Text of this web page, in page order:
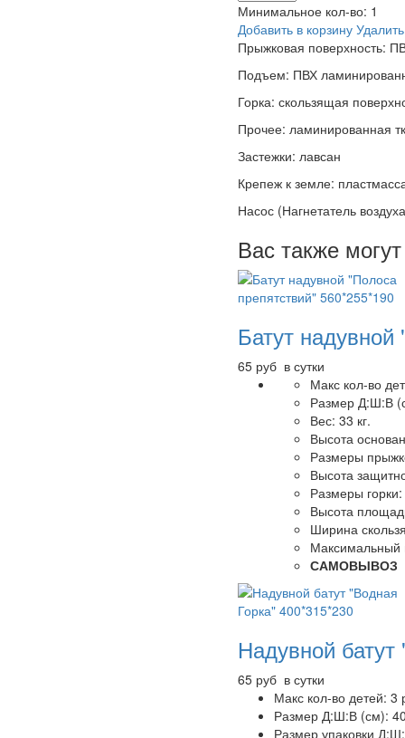
Минимальное кол-во: 1
Добавить в корзину
Прыжковая поверхность:
Подъем: ПВХ
Горка: скользящая
Прочее: ламинированная
Застежки: лавсан
Крепеж к земле:
Насос (Нагнетатель
Вас также
Батут
65 руб в сутки
Макс кол-во
Размер Д:Ш:В
Вес: 33 кг.
Высота
Размеры
Высота
Размеры
Высота
Ширина
Максимальный
САМОВЫВОЗ
Надувной
65 руб в сутки
Макс кол-во детей: 3
Размер Д:Ш:В (см):
Размер упаковки